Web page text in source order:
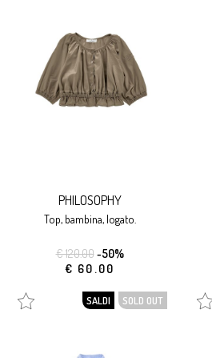
PHILOSOPHY
top, bambina, logato.
€ 120.00-50%
€ 60.00
SALDI SOLD OUT